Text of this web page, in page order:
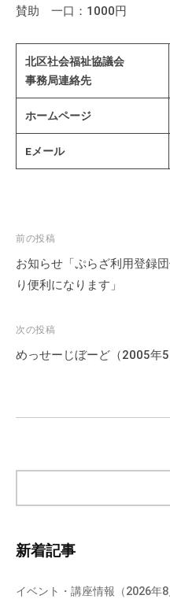
賛助 一口：1000円
北区社会福祉協議会
事務局連絡先
ホームページ
Eメール
投
稿
ナ
ゲ
ー
ン
前の投稿
お知らせ「ぷらざ利用登録
り便利になります」
次の投稿
めっせーじぼーど（2005年5
検
新着記事
イベント・講座情報（2026年8